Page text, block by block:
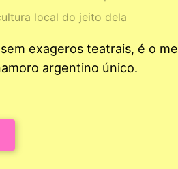
local do jeito dela
exageros teatrais, é o
argentino único.